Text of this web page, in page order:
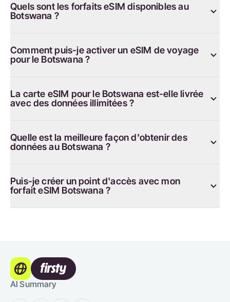
Quels sont les forfaits eSIM disponibles au
Botswana ?
Comment puis-je activer un eSIM de voyage
pour le Botswana ?
La carte eSIM pour le Botswana est-elle livrée
avec des données illimitées ?
Quelle est la meilleure façon d'obtenir des
données au Botswana ?
Puis-je créer un point d'accès avec mon
forfait eSIM Botswana ?
AI Summary